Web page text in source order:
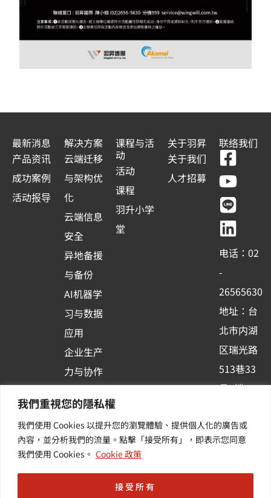
我們重視您的隱私權
我們使用 Cookies 以提升您的瀏覽體驗、提供個人化的廣告或
內容，並分析我們的流量。點擊「接受所有」，即表示您同意
我們使用 Cookies。 Cookie 政策
接受所有
最新消息
产品资讯
成功案例
活动报导
解决方案
云端迁移
与架构优
化
云端信息
安全
异地备援
与备份
AI机器学
习与数据
应用
企业生产
力与协作
台应用
其他/增
值服务
课程与活
动
活动
课程
羽升小学
堂
关于羽昇
关于我们
人才招募
联络我们
F
a
c
e
b
o
o
k
-
s
q
u
a
r
Y
o
u
t
u
b
e
L
i
n
e
L
i
n
k
e
d
i
n
电话：02
-
26565630
地址：台
北市内湖
区瑞光路
513巷33
号6楼
新讯 | 提
供您最新